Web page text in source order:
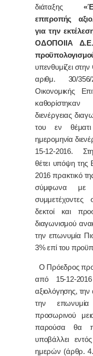
διάταξης
επιτροπής
για την
ΟΔΟΠΟΙΙΑ
υπενθυμίζει
αριθμ. 30/
Οικονομικής
διενέργειας
του εν
ημερομηνία
15-12-2016.
θέτει υπόψη της
2016 πρακτικό
σύμφωνα με
συμμετέχοντες
δεκτοί και
διαγωνισμού
την επωνυμία
3% επί του
Ο Πρόεδρος
από 15-12-
αξιολόγησης, την
την
προσωρινού
παρούσα θα
υποβάλλει
ημερών (άρθρ.